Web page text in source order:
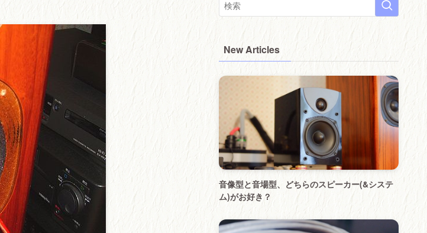
ᴗ･
)੭
New Articles
音像型と音場型、どちらのスピーカー(&システ
ム)がお好き？